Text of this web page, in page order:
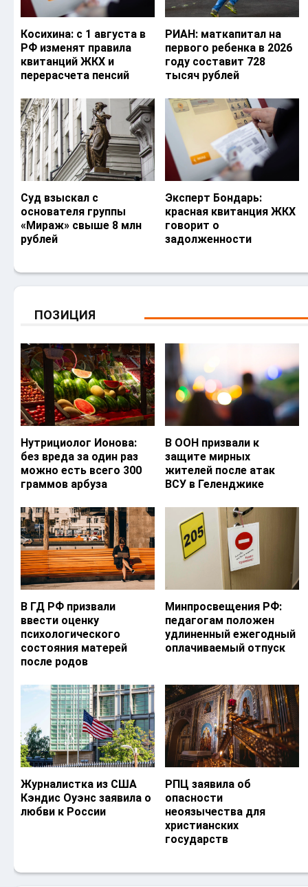
Косихина: с 1 августа в
РФ изменят правила
квитанций ЖКХ и
перерасчета пенсий
РИАН: маткапитал на
первого ребенка в 2026
году составит 728
тысяч рублей
Суд взыскал с
основателя группы
«Мираж» свыше 8 млн
рублей
Эксперт Бондарь:
красная квитанция ЖКХ
говорит о
задолженности
ПОЗИЦИЯ
Нутрициолог Ионова:
без вреда за один раз
можно есть всего 300
граммов арбуза
В ООН призвали к
защите мирных
жителей после атак
ВСУ в Геленджике
В ГД РФ призвали
ввести оценку
психологического
состояния матерей
после родов
Минпросвещения РФ:
педагогам положен
удлиненный ежегодный
оплачиваемый отпуск
Журналистка из США
Кэндис Оуэнс заявила о
любви к России
РПЦ заявила об
опасности
неоязычества для
христианских
государств